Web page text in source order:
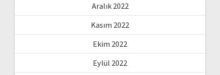
Aralık 2022
Kasım 2022
Ekim 2022
Eylül 2022